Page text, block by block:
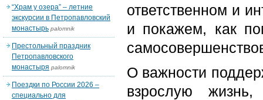
ответственном и
и покажем, как
О важности
взрослую жизнь,
“Храм у озера” – летние
экскурсии в Петропавловский
монастырь palomnik
Престольный праздник
Петропавловского
монастыря palomnik
Поездки по России 2026 –
специально для